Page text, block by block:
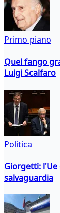
Primo piano
Quel fango
Luigi Scalfaro
Politica
Giorgetti:
salvaguardia